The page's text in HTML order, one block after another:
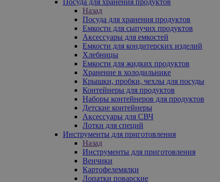
Назад
Посуда для хранения продуктов
Емкости для сыпучих продуктов
Аксессуары для емкостей
Емкости для кондитерских изделий
Хлебницы
Емкости для жидких продуктов
Хранение в холодильнике
Крышки, пробки, чехлы для посуды
Контейнеры для продуктов
Наборы контейнеров для продуктов
Детские контейнеры
Аксессуары для СВЧ
Лотки для специй
Инструменты для приготовления
Назад
Инструменты для приготовления
Венчики
Картофелемялки
Лопатки поварские